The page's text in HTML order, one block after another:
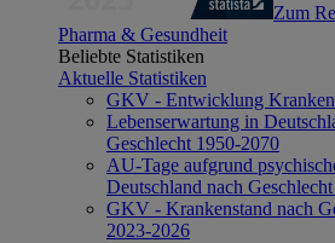
Zum
Pharma & Gesundheit
Beliebte Statistiken
Aktuelle Statistiken
GKV - Entwicklung
Lebenserwartung in
Geschlecht 1950-2070
AU-Tage aufgrund
Deutschland nach
GKV - Krankenstand nach
2023-2026